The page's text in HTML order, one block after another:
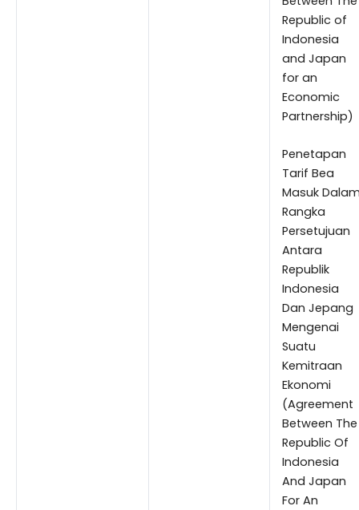
Republic of
Indonesia
and Japan
for an
Economic
Partnership)
Penetapan
Tarif Bea
Masuk
Rangka
Persetujuan
Antara
Republik
Indonesia
Dan Jepang
Mengenai
Suatu
Kemitraan
Ekonomi
(Agreement
Between The
Republic Of
Indonesia
And Japan
For An